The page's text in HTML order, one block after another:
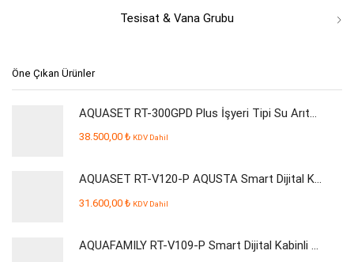
Tesisat & Vana Grubu
Öne Çıkan Ürünler
38.500,00 ₺ KDV Dahil
AQUASET RT-V120-P AQUSTA Smart Dijital Kabinli Pompalı Su Arıtma Cihazı
31.600,00 ₺ KDV Dahil
AQUAFAMILY RT-V109-P Smart Dijital Kabinli Pompalı Su Arıtma Cihazı